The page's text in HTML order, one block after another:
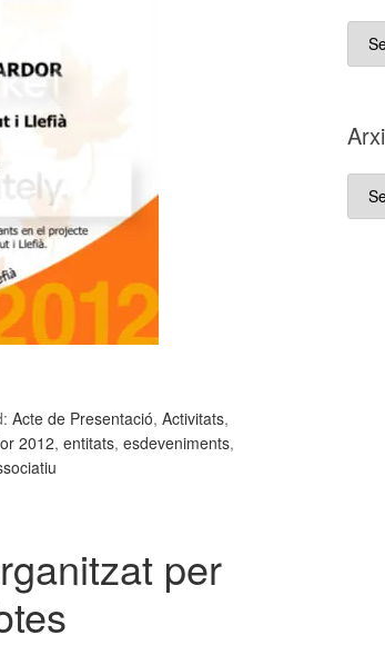
Acte de Presentació, Activitats,
2012, entitats, esdeveniments,
per
D es
que